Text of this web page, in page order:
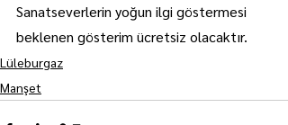
Sanatseverlerin yoğun ilgi göstermesi
beklenen gösterim ücretsiz olacaktır.
Lüleburgaz
Manşet